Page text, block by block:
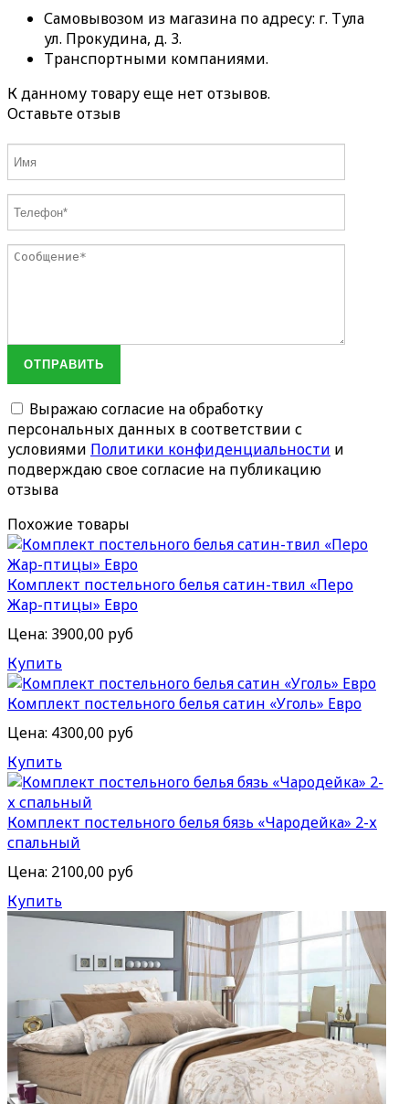
Самовывозом из магазина по адресу: г. Тула
ул. Прокудина, д. 3.
Транспортными компаниями.
К данному товару еще нет отзывов.
Оставьте отзыв
ОТПРАВИТЬ
Выражаю согласие на обработку
персональных данных в соответствии с
условиями Политики конфиденциальности и
подверждаю свое согласие на публикацию
отзыва
Похожие товары
Комплект постельного белья сатин-твил «Перо
Жар-птицы» Евро
Цена: 3900,00 руб
Купить
Комплект постельного белья сатин «Уголь» Евро
Цена: 4300,00 руб
Купить
Комплект постельного белья бязь «Чародейка» 2-х
спальный
Цена: 2100,00 руб
Купить